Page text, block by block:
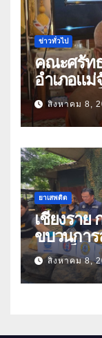
ข่าวทั่วไป
คณะศรัท
อำเภอแม่
แก๊งคอลเ
ปีกว่า 66
สิงหาคม 8,
ยาเสพติด
เชียงราย
ขบวนกา
ล้านเม็ด
สิงหาคม 8,